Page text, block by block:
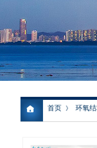
首页 》 环氧